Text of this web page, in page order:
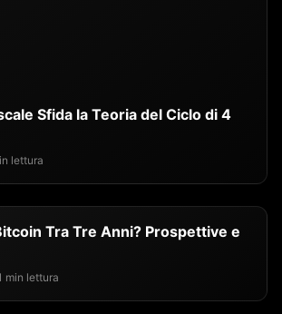
Sfida la Teoria del Ciclo di 4
lettura
Tra Tre Anni? Prospettive e
min lettura